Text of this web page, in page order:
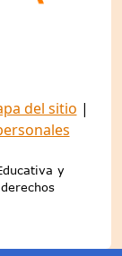
del sitio |
y